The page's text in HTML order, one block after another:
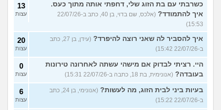
כשרבתי עם בת הזוג שלי, דחפתי אותה מתוך כעס.
איך להתמודד?
(אלכס, שם בדוי, בן 40, כתב ב-22/07/26
15:53)
13
עצות
איך להסביר לה שאני רוצה להיפרד?
(עידן, בן 27, כתב
ב-22/07/26 15:42)
20
עצות
היי. רציתי לבדוק אם מישהי עשתה לאחרונה טירונות
בעובדה? (אנונימית, בת 18, כתבה ב-22/07/26 15:31)
0
עצות
בעיות ביני לבית הזוג, מה לעשות?
(אנונימי, בן 24, כתב
ב-22/07/26 15:22)
6
עצות